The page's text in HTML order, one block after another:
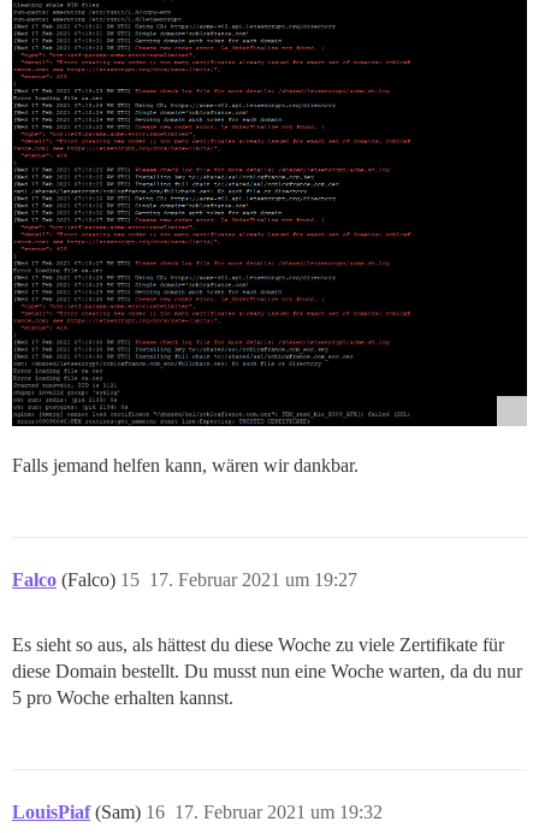
Falls jemand helfen kann, wären wir dankbar.
Falco (Falco) 17. Februar 2021 um 19:27
15
Es sieht so aus, als hättest du diese Woche zu viele Zertifikate für
diese Domain bestellt. Du musst nun eine Woche warten, da du nur
5 pro Woche erhalten kannst.
LouisPiaf (Sam) 17. Februar 2021 um 19:32
16